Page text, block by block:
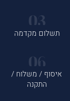
תשלום מקדמה
איסוף / משלוח /
התקנה